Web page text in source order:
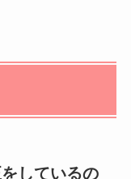
しているの